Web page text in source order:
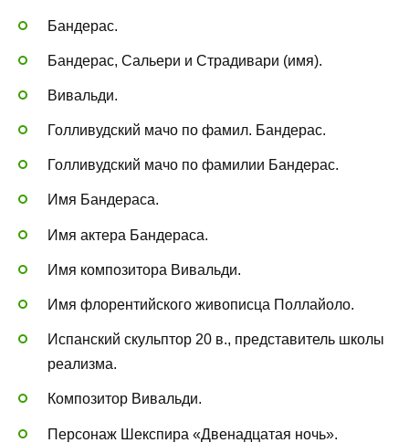
Бандерас.
Бандерас, Сальери и Страдивари (имя).
Вивальди.
Голливудский мачо по фамил. Бандерас.
Голливудский мачо по фамилии Бандерас.
Имя Бандераса.
Имя актера Бандераса.
Имя композитора Вивальди.
Имя флорентийского живописца Поллайоло.
Испанский скульптор 20 в., представитель школы
реализма.
Композитор Вивальди.
Персонаж Шекспира «Двенадцатая ночь».